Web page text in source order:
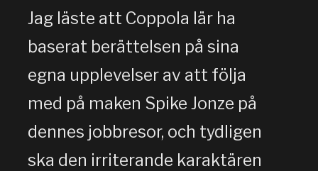
Jag läste att Coppola lär ha
baserat berättelsen på sina
egna upplevelser av att följa
med på maken Spike Jonze på
dennes jobbresor, och tydligen
ska den irriterande karaktären